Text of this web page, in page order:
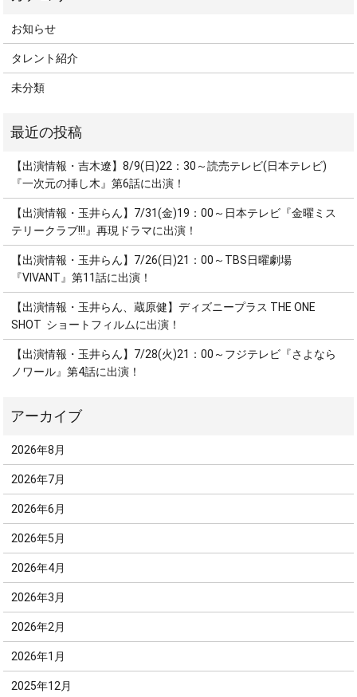
お知らせ
タレント紹介
未分類
【出演情報・吉木遼】8/9(日)22：30～読売テレビ(日本テレビ)
『一次元の挿し木』第6話に出演！
【出演情報・玉井らん】7/31(金)19：00～日本テレビ『金曜ミス
テリークラブ!!!』再現ドラマに出演！
【出演情報・玉井らん】7/26(日)21：00～TBS日曜劇場
『VIVANT』第11話に出演！
【出演情報・玉井らん、蔵原健】ディズニープラス THE ONE
SHOT ショートフィルムに出演！
【出演情報・玉井らん】7/28(火)21：00～フジテレビ『さよなら
ノワール』第4話に出演！
2026年8月
2026年7月
2026年6月
2026年5月
2026年4月
2026年3月
2026年2月
2026年1月
2025年12月